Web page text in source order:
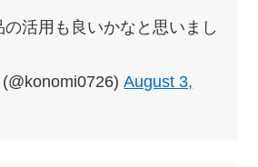
活用も良いかなと思いまし
August 3,